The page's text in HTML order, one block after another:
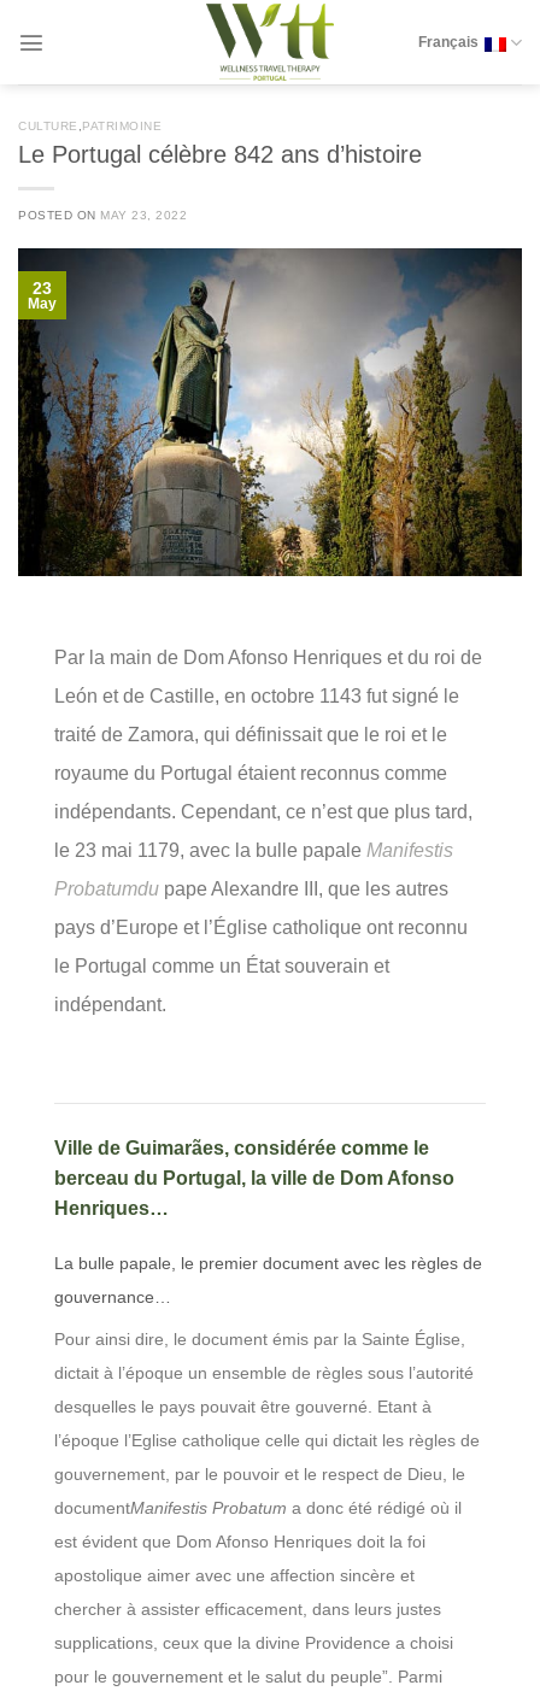
Français
CULTURE PATRIMOINE
Le Portugal célèbre 842 ans d’histoire
POSTED ON MAY 23, 2022
23
May
Par la main de Dom Afonso Henriques et du roi de
León et de Castille, en octobre 1143 fut signé le
traité de Zamora, qui définissait que le roi et le
royaume du Portugal étaient reconnus comme
indépendants. Cependant, ce n’est que plus tard,
le 23 mai 1179, avec la bulle papale Manifestis
Probatumdu pape Alexandre III, que les autres
pays d’Europe et l’Église catholique ont reconnu
le Portugal comme un État souverain et
indépendant.
Ville de Guimarães, considérée comme le
berceau du Portugal, la ville de Dom Afonso
Henriques…
La bulle papale, le premier document avec les règles de
gouvernance…
Pour ainsi dire, le document émis par la Sainte Église,
dictait à l’époque un ensemble de règles sous l’autorité
desquelles le pays pouvait être gouverné. Etant à
l’époque l’Eglise catholique celle qui dictait les règles de
gouvernement, par le pouvoir et le respect de Dieu, le
documentManifestis Probatum a donc été rédigé où il
est évident que Dom Afonso Henriques doit la foi
apostolique aimer avec une affection sincère et
chercher à assister efficacement, dans leurs justes
supplications, ceux que la divine Providence a choisi
pour le gouvernement et le salut du peuple”. Parmi